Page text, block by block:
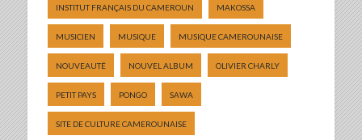
INSTITUT FRANÇAIS DU CAMEROUN MAKOSSA
MUSICIEN MUSIQUE MUSIQUE CAMEROUNAISE
NOUVEAUTÉ NOUVEL ALBUM OLIVIER CHARLY
PETIT PAYS PONGO SAWA
SITE DE CULTURE CAMEROUNAISE